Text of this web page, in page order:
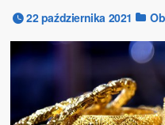
22 października 2021